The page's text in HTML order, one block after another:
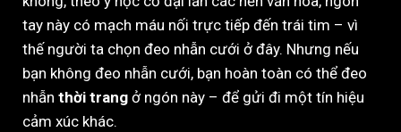
tay này có mạch máu nối trực tiếp đến trái tim – vì
thế người ta chọn đeo nhẫn cưới ở đây. Nhưng nếu
bạn không đeo nhẫn cưới, bạn hoàn toàn có thể đeo
nhẫn thời trang ở ngón này – để gửi đi một tín hiệu
cảm xúc khác.